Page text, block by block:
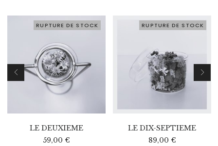
RUPTURE DE STOCK
LE DEUXIEME
59,00 €
RUPTURE DE STOCK
LE DIX-SEPTIEME
89,00 €